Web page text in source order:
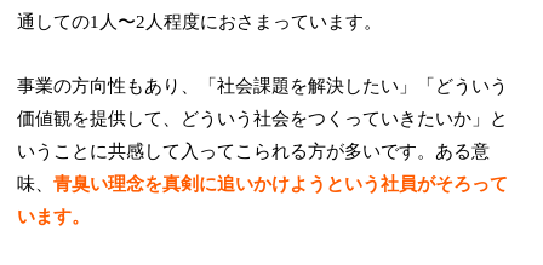
通しての1人〜2人程度におさまっています。
事業の方向性もあり、「社会課題を解決したい」「どういう
価値観を提供して、どういう社会をつくっていきたいか」と
いうことに共感して入ってこられる方が多いです。ある意
味、青臭い理念を真剣に追いかけようという社員がそろって
います。